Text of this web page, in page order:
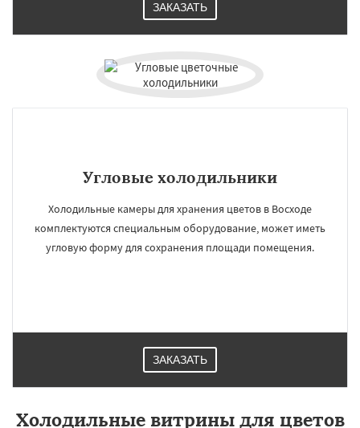
ЗАКАЗАТЬ
Угловые холодильники
Холодильные камеры для хранения цветов в Восходе
комплектуются специальным оборудование, может иметь
угловую форму для сохранения площади помещения.
ЗАКАЗАТЬ
Холодильные витрины для цветов